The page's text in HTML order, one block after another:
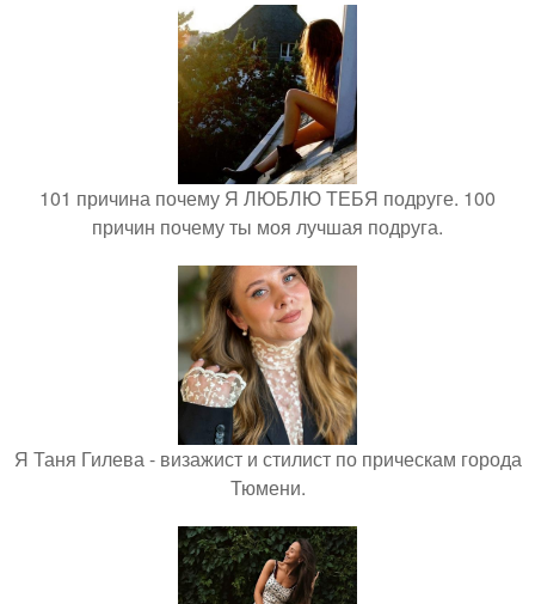
101 причина почему Я ЛЮБЛЮ ТЕБЯ подруге. 100
причин почему ты моя лучшая подруга.
Я Таня Гилева - визажист и стилист по прическам города
Тюмени.